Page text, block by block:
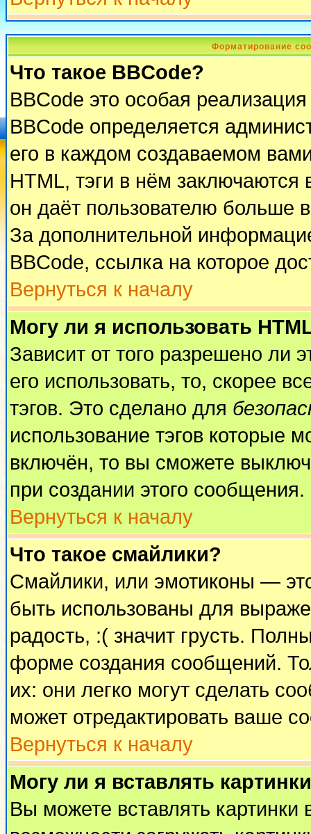
Форматирование
Что такое BBCode?
BBCode это особая
BBCode определяется
его в каждом создаваемом
HTML, тэги в нём заключаются
он даёт пользователю больше
За дополнительной
BBCode, ссылка на которое
Вернуться к началу
Могу ли я использовать
Зависит от того разрешено ли
его использовать, то, скорее
тэгов. Это сделано для
использование тэгов которые
включён, то вы сможете
при создании этого сообщения.
Вернуться к началу
Что такое смайлики?
Смайлики, или эмотиконы —
быть использованы для
радость, :( значит грусть.
форме создания сообщений.
их: они легко могут сделать
может отредактировать ваше
Вернуться к началу
Могу ли я вставлять
Вы можете вставлять